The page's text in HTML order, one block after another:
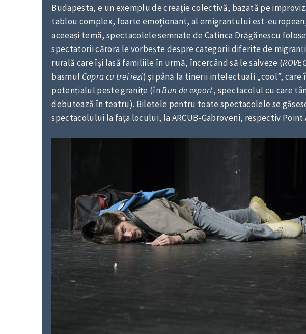
Budapesta, e un exemplu de creație colectivă, bazată pe
tablou complex, foarte emoționant, al emigrantului est-
aceeași temă, spectacolele semnate de Catinca Drăgănescu
spectatorii cărora le vorbește despre categorii diferite de
rurală care își lasă familiile în urmă, încercând să le salveze (
basmul Capra cu trei iezi) și până la tinerii intelectuali „cool”, care
potențialul peste granițe (înBun deexport, spectacolul cu care
debutează în teatru). Biletele pentru toate spectacolele se
spectacolului la fața locului, la ARCUB-Gabroveni, respectiv Point